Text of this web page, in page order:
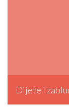
Dijete i